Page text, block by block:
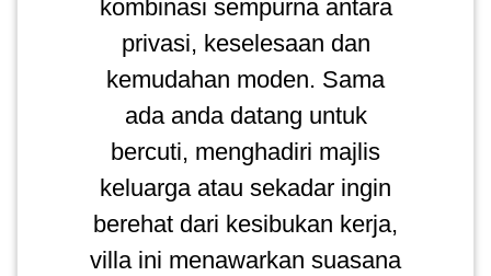
kombinasi sempurna antara
privasi, keselesaan dan
kemudahan moden. Sama
ada anda datang untuk
bercuti, menghadiri majlis
keluarga atau sekadar ingin
berehat dari kesibukan kerja,
villa ini menawarkan suasana
KEPERLUAN(16)